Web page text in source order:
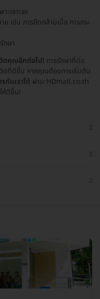
ะเจาะจง
เช่น การยืดกล้ามเนื้อ การกระ
กษา
ตคุณอีกต่อไป! การรักษาที่ต่อ
ตที่ดีขึ้น หากคุณต้องการเริ่มต้น
กับเราได้ ผ่าน HDmall.co.th
ห้ดีขึ้น!